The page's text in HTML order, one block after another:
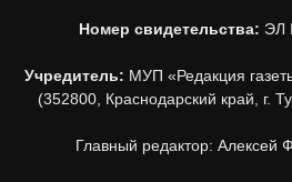
Номер свидетельства: ЭЛ
Учредитель: МУП «Редакция
(352800, Краснодарский край, г.
Главный редактор: Алексей